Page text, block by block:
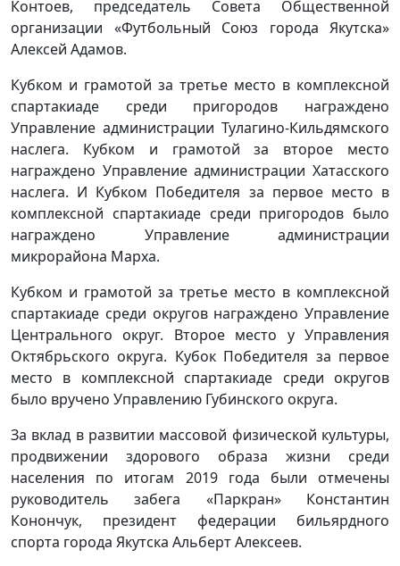
Контоев, председатель Совета Общественной
организации «Футбольный Союз города Якутска»
Алексей Адамов.
Кубком и грамотой за третье место в комплексной
спартакиаде среди пригородов награждено
Управление администрации Тулагино-Кильдямского
наслега. Кубком и грамотой за второе место
награждено Управление администрации Хатасского
наслега. И Кубком Победителя за первое место в
комплексной спартакиаде среди пригородов было
награждено Управление администрации
микрорайона Марха.
Кубком и грамотой за третье место в комплексной
спартакиаде среди округов награждено Управление
Центрального округ. Второе место у Управления
Октябрьского округа. Кубок Победителя за первое
место в комплексной спартакиаде среди округов
было вручено Управлению Губинского округа.
За вклад в развитии массовой физической культуры,
продвижении здорового образа жизни среди
населения по итогам 2019 года были отмечены
руководитель забега «Паркран» Константин
Конончук, президент федерации бильярдного
спорта города Якутска Альберт Алексеев.